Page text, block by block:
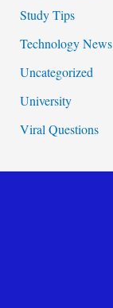
Study Tips
Technology News
Uncategorized
University
Viral Questions